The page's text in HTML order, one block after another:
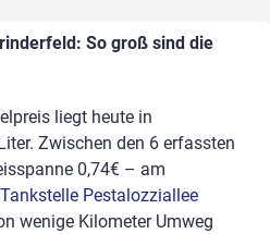
So groß sind die
liegt heute in
Zwischen den 6 erfassten
0,74€ – am
Tankstelle Pestalozziallee
wenige Kilometer Umweg